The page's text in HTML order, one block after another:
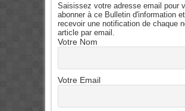
Saisissez votre adresse email pour
abonner à ce Bulletin d'information et
recevoir une notification de chaque
article par email.
Votre Nom
Votre Email